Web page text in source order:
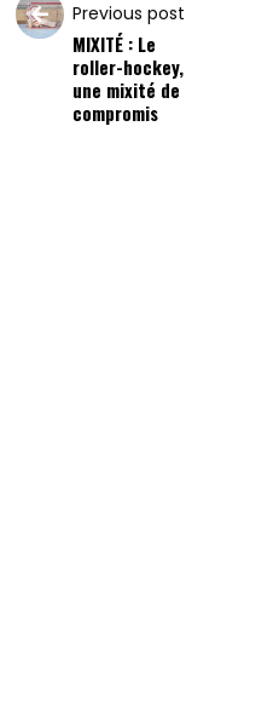
Previous post
MIXITÉ : Le
roller-hockey,
une mixité de
compromis